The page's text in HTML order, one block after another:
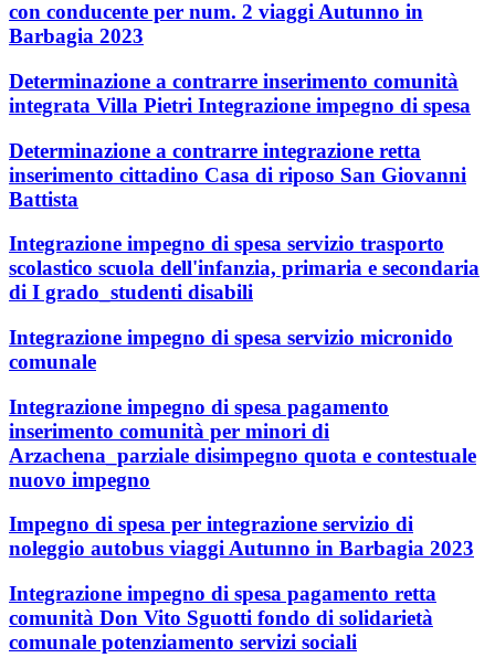
con conducente per num. 2 viaggi Autunno in
Barbagia 2023
Determinazione a contrarre inserimento comunità
integrata Villa Pietri Integrazione impegno di spesa
Determinazione a contrarre integrazione retta
inserimento cittadino Casa di riposo San Giovanni
Battista
Integrazione impegno di spesa servizio trasporto
scolastico scuola dell'infanzia, primaria e secondaria
di I grado_studenti disabili
Integrazione impegno di spesa servizio micronido
comunale
Integrazione impegno di spesa pagamento
inserimento comunità per minori di
Arzachena_parziale disimpegno quota e contestuale
nuovo impegno
Impegno di spesa per integrazione servizio di
noleggio autobus viaggi Autunno in Barbagia 2023
Integrazione impegno di spesa pagamento retta
comunità Don Vito Sguotti fondo di solidarietà
comunale potenziamento servizi sociali